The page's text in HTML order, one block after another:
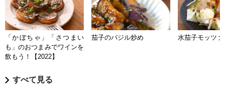
「かぼちゃ」「さつまい
も」のおつまみでワインを
飲もう！【2022】
茄子のバジル炒め 水茄子モッツァ
すべて見る